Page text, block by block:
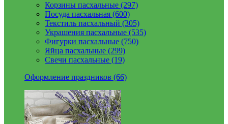
Корзины пасхальные (297)
Посуда пасхальная (600)
Текстиль пасхальный (305)
Украшения пасхальные (535)
Фигурки пасхальные (750)
Яйца пасхальные (299)
Свечи пасхальные (19)
Оформление праздников (66)